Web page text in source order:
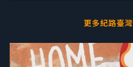
更多紀路臺灣